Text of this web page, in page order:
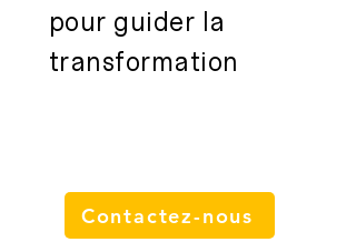
pour guider la
transformation
Contactez-nous